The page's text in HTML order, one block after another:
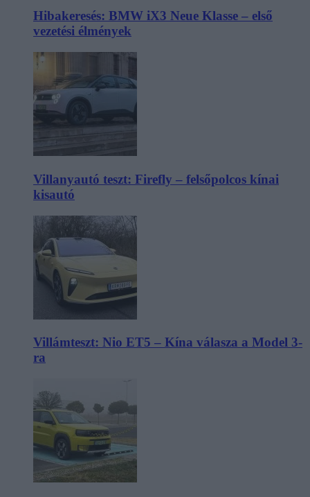
Hibakeresés: BMW iX3 Neue Klasse – első
vezetési élmények
Villanyautó teszt: Firefly – felsőpolcos kínai
kisautó
Villámteszt: Nio ET5 – Kína válasza a Model 3-
ra